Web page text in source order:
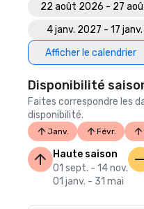
22 août 2026 - 27
4 janv. 2027 - 17
Afficher le calendrier
Disponibilité
Faites correspondre les
disponibilité.
Janv. Févr.
Haute saison
01 sept. - 14 nov.
01 janv. - 31 mai